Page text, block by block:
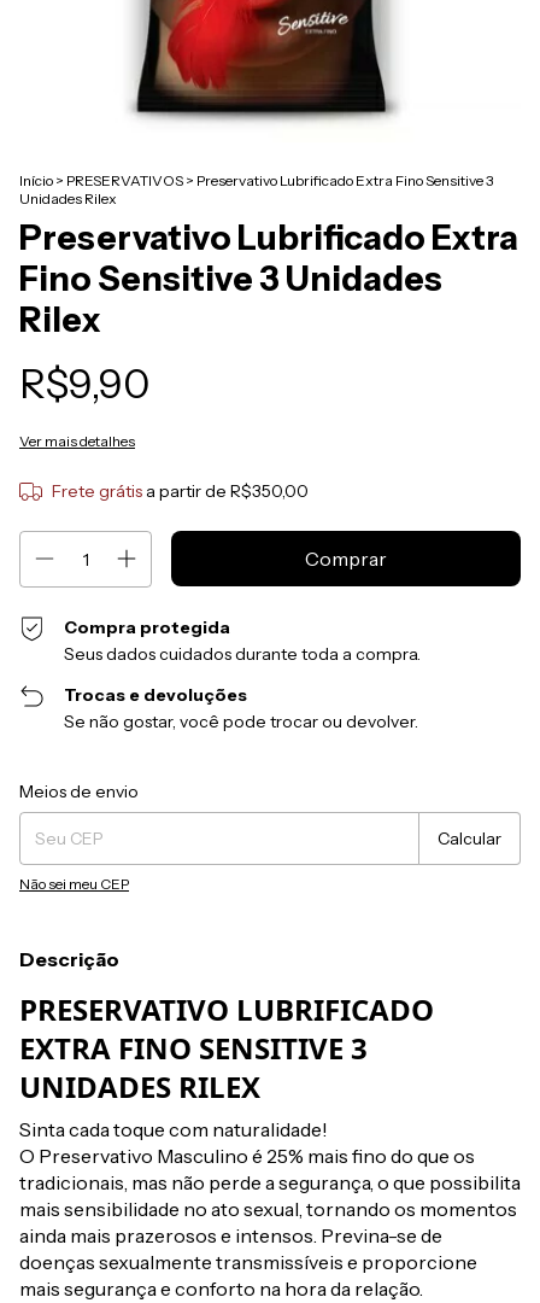
Início > PRESERVATIVOS > Preservativo Lubrificado Extra Fino Sensitive 3
Unidades Rilex
Preservativo Lubrificado Extra
Fino Sensitive 3 Unidades
Rilex
R$9,90
Ver mais detalhes
Frete grátis a partir de R$350,00
Compra protegida
Seus dados cuidados durante toda a compra.
Trocas e devoluções
Se não gostar, você pode trocar ou devolver.
Entregas para o CEP:
Meios de envio
Calcular
Não sei meu CEP
Descrição
PRESERVATIVO LUBRIFICADO
EXTRA FINO SENSITIVE 3
UNIDADES RILEX
Sinta cada toque com naturalidade!
O Preservativo Masculino é 25% mais fino do que os
tradicionais, mas não perde a segurança, o que possibilita
mais sensibilidade no ato sexual, tornando os momentos
ainda mais prazerosos e intensos. Previna-se de
doenças sexualmente transmissíveis e proporcione
mais segurança e conforto na hora da relação.